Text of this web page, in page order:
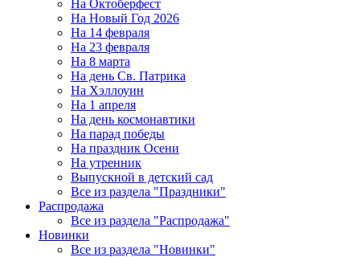
На Октоберфест
На Новый Год 2026
На 14 февраля
На 23 февраля
На 8 марта
На день Св. Патрика
На Хэллоуин
На 1 апреля
На день космонавтики
На парад победы
На праздник Осени
На утренник
Выпускной в детский сад
Все из раздела "Праздники"
Распродажа
Все из раздела "Распродажа"
Новинки
Все из раздела "Новинки"